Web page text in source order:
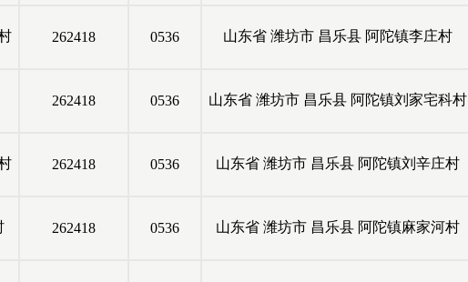
262418 0536 山东省 潍坊市 昌乐县 阿陀镇李庄村
262418 0536 山东省 潍坊市 昌乐县 阿陀镇刘家宅科村
262418 0536 山东省 潍坊市 昌乐县 阿陀镇刘辛庄村
262418 0536 山东省 潍坊市 昌乐县 阿陀镇麻家河村